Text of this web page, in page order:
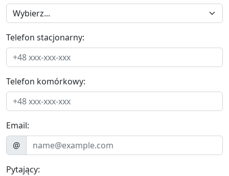
Telefon stacjonarny:
Telefon komórkowy:
Email:
@
Pytający: